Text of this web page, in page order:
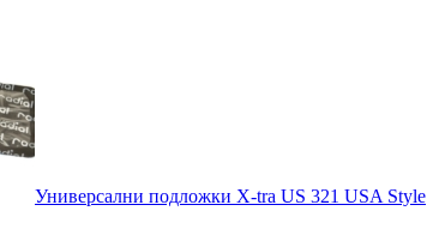
Универсални подложки X-tra US 321 USA Style